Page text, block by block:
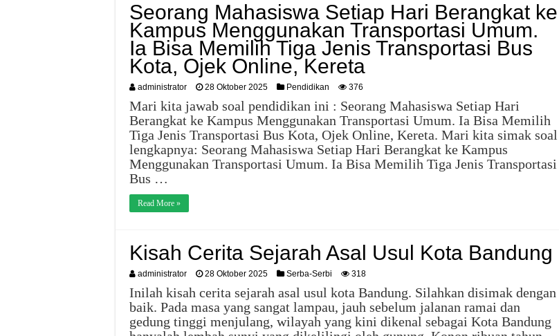
Seorang Mahasiswa Setiap Hari Berangkat ke
Kampus Menggunakan Transportasi Umum.
Ia Bisa Memilih Tiga Jenis Transportasi Bus
Kota, Ojek Online, Kereta
administrator 28 Oktober 2025 Pendidikan 376
Mari kita jawab soal pendidikan ini : Seorang Mahasiswa Setiap Hari
Berangkat ke Kampus Menggunakan Transportasi Umum. Ia Bisa Memilih
Tiga Jenis Transportasi Bus Kota, Ojek Online, Kereta. Mari kita simak soal
lengkapnya: Seorang Mahasiswa Setiap Hari Berangkat ke Kampus
Menggunakan Transportasi Umum. Ia Bisa Memilih Tiga Jenis Transportasi
Bus …
Read More »
Kisah Cerita Sejarah Asal Usul Kota Bandung
administrator 28 Oktober 2025 Serba-Serbi 318
Inilah kisah cerita sejarah asal usul kota Bandung. Silahkan disimak dengan
baik. Pada masa yang sangat lampau, jauh sebelum jalanan ramai dan
gedung tinggi menjulang, wilayah yang kini dikenal sebagai Kota Bandung